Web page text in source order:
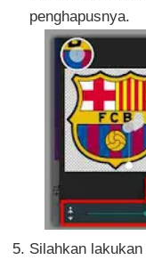
penghapusnya.
Silahkan